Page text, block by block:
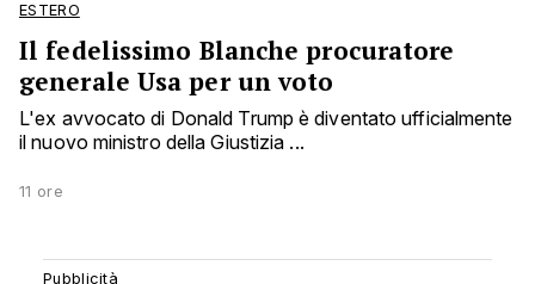
ESTERO
Il fedelissimo Blanche procuratore
generale Usa per un voto
L'ex avvocato di Donald Trump è diventato ufficialmente
il nuovo ministro della Giustizia ...
11 ore